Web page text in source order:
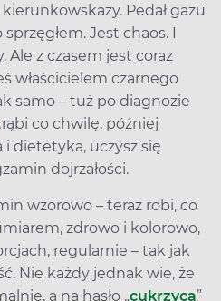
Pedał gazu
Jest chaos. I
Ale z czasem jest coraz
właścicielem czarnego
samo – tuż po diagnozie
co chwilę, później
dietetyka, uczysz się
dojrzałości.
wzorowo – teraz robi, co
zdrowo i kolorowo,
regularnie – tak jak
Nie każdy jednak wie, że
a na hasło „cukrzyca”